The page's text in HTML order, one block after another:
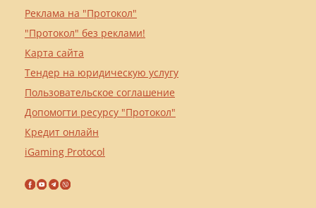
Реклама на "Протокол"
"Протокол" без реклами!
Карта сайта
Тендер на юридическую услугу
Пользовательское соглашение
Допомогти ресурсу "Протокол"
Кредит онлайн
iGaming Protocol